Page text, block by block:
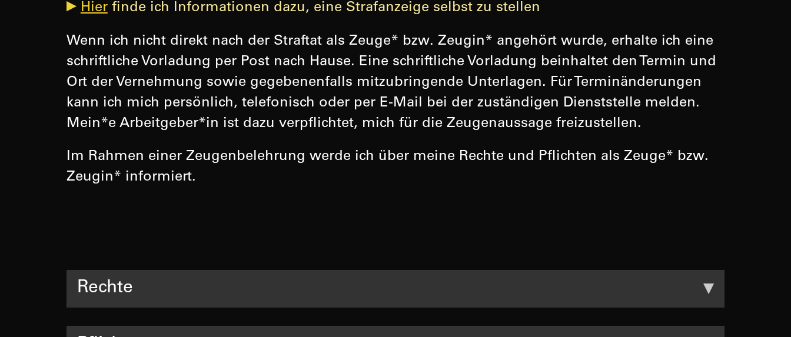
Hier finde ich Informationen dazu, eine Strafanzeige selbst zu stellen
Wenn ich nicht direkt nach der Straftat als Zeuge* bzw. Zeugin* angehört wurde, erhalte ich eine
schriftliche Vorladung per Post nach Hause. Eine schriftliche Vorladung beinhaltet den Termin und
Ort der Vernehmung sowie gegebenenfalls mitzubringende Unterlagen. Für Terminänderungen
kann ich mich persönlich, telefonisch oder per E-Mail bei der zuständigen Dienststelle melden.
Mein*e Arbeitgeber*in ist dazu verpflichtet, mich für die Zeugenaussage freizustellen.
Im Rahmen einer Zeugenbelehrung werde ich über meine Rechte und Pflichten als Zeuge* bzw.
Zeugin* informiert.
Rechte